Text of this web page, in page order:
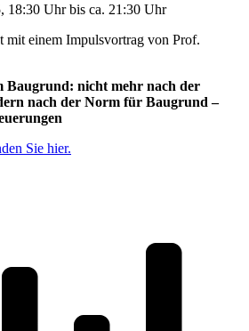
18:30 Uhr bis ca. 21:30 Uhr
mit einem Impulsvortrag von Prof.
Baugrund: nicht mehr nach der
nach der Norm für Baugrund –
Sie hier.